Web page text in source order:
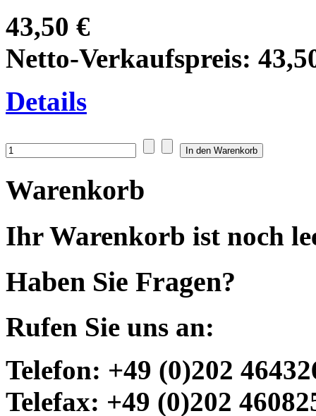
43,50 €
Netto-Verkaufspreis:
Details
Warenkorb
Ihr Warenkorb ist noch
Haben Sie Fragen?
Rufen Sie uns an:
Telefon: +49 (0)202
Telefax: +49 (0)202